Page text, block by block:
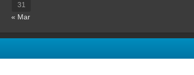
31
« Mar